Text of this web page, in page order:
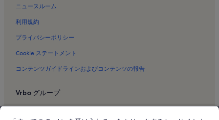
ニュースルーム
利用規約
プライバシーポリシー
Cookie ステートメント
コンテンツガイドラインおよびコンテンツの報告
Vrbo グループ
Vrbo